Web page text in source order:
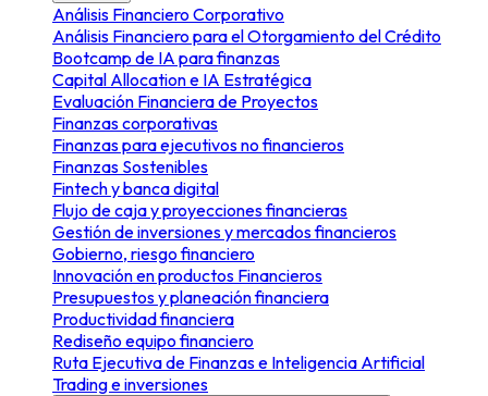
Análisis Financiero Corporativo
Análisis Financiero para el Otorgamiento del Crédito
Bootcamp de IA para finanzas
Capital Allocation e IA Estratégica
Evaluación Financiera de Proyectos
Finanzas corporativas
Finanzas para ejecutivos no financieros
Finanzas Sostenibles
Fintech y banca digital
Flujo de caja y proyecciones financieras
Gestión de inversiones y mercados financieros
Gobierno, riesgo financiero
Innovación en productos Financieros
Presupuestos y planeación financiera
Productividad financiera
Rediseño equipo financiero
Ruta Ejecutiva de Finanzas e Inteligencia Artificial
Trading e inversiones